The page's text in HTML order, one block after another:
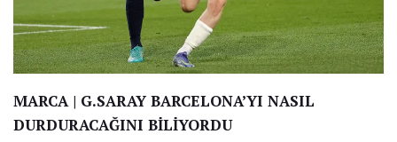
MARCA | G.SARAY BARCELONA’YI NASIL
DURDURACAĞINI BİLİYORDU